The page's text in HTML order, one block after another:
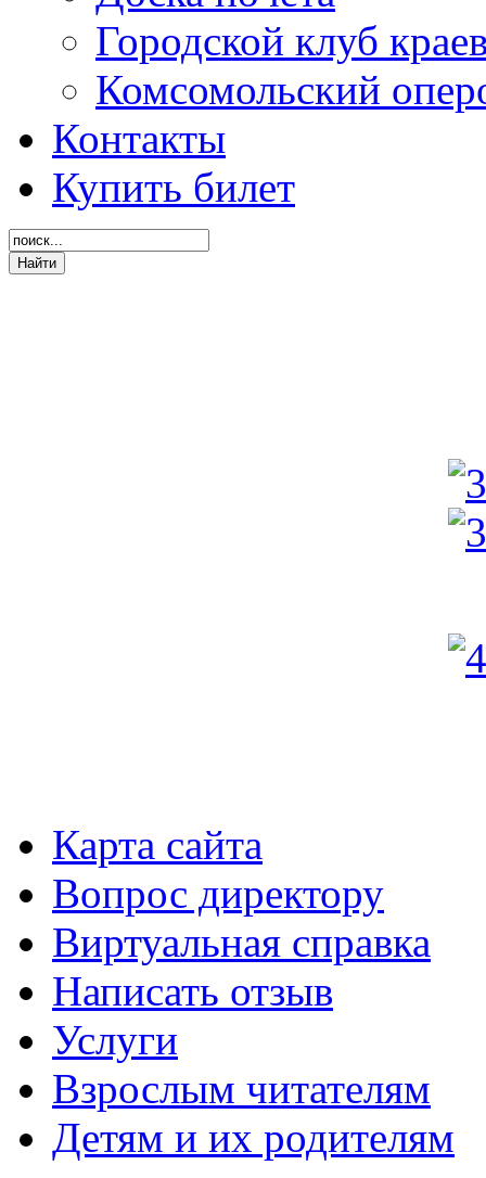
Городской клуб
Комсомольский
Контакты
Купить билет
Карта сайта
Вопрос директору
Виртуальная справка
Написать отзыв
Услуги
Взрослым читателям
Детям и их родителям